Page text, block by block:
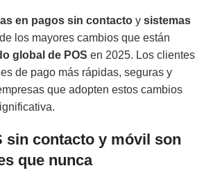
en pagos sin contacto y sistemas
los mayores cambios que están
global de POS en 2025. Los clientes
de pago más rápidas, seguras y
que adopten estos cambios
sin contacto y móvil son
que nunca